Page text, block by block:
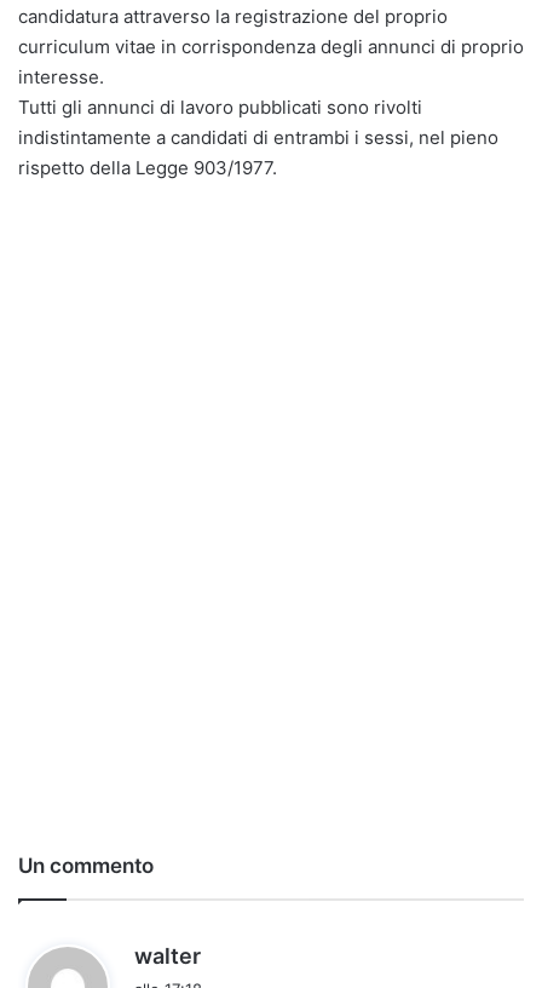
candidatura attraverso la registrazione del proprio
curriculum vitae in corrispondenza degli annunci di proprio
interesse.
Tutti gli annunci di lavoro pubblicati sono rivolti
indistintamente a candidati di entrambi i sessi, nel pieno
rispetto della Legge 903/1977.
Un commento
walter